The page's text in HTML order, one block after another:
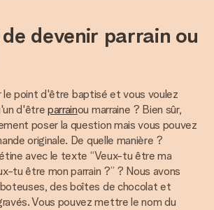
devenir parrain ou
le point d'être baptisé et vous voulez
d'êtreparrainou marraine ? Bien sûr,
poser la question mais vous pouvez
originale. De quelle manière ?
avec le texte “Veux-tu être ma
tu être mon parrain ?” ? Nous avons
des boîtes de chocolat et
Vous pouvez mettre le nom du